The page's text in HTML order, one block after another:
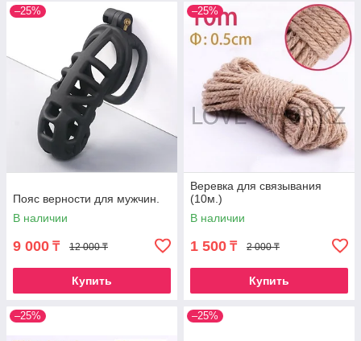
–25%
Пояс верности для мужчин.
В наличии
9 000 ₸ 12 000 ₸
Купить
–25%
Веревка для связывания
(10м.)
В наличии
1 500 ₸ 2 000 ₸
Купить
–25% –25%